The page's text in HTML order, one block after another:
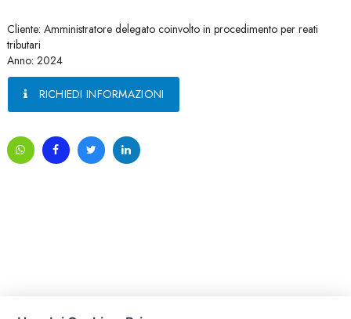
Cliente: Amministratore delegato coinvolto in procedimento per reati
tributari
Anno: 2024
RICHIEDI INFORMAZIONI